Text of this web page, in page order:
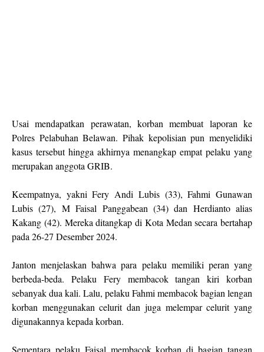
Usai mendapatkan perawatan, korban membuat laporan ke
Polres Pelabuhan Belawan. Pihak kepolisian pun menyelidiki
kasus tersebut hingga akhirnya menangkap empat pelaku yang
merupakan anggota GRIB.
Keempatnya, yakni Fery Andi Lubis (33), Fahmi Gunawan
Lubis (27), M Faisal Panggabean (34) dan Herdianto alias
Kakang (42). Mereka ditangkap di Kota Medan secara bertahap
pada 26-27 Desember 2024.
Janton menjelaskan bahwa para pelaku memiliki peran yang
berbeda-beda. Pelaku Fery membacok tangan kiri korban
sebanyak dua kali. Lalu, pelaku Fahmi membacok bagian lengan
korban menggunakan celurit dan juga melempar celurit yang
digunakannya kepada korban.
Sementara pelaku Faisal membacok korban di bagian tangan